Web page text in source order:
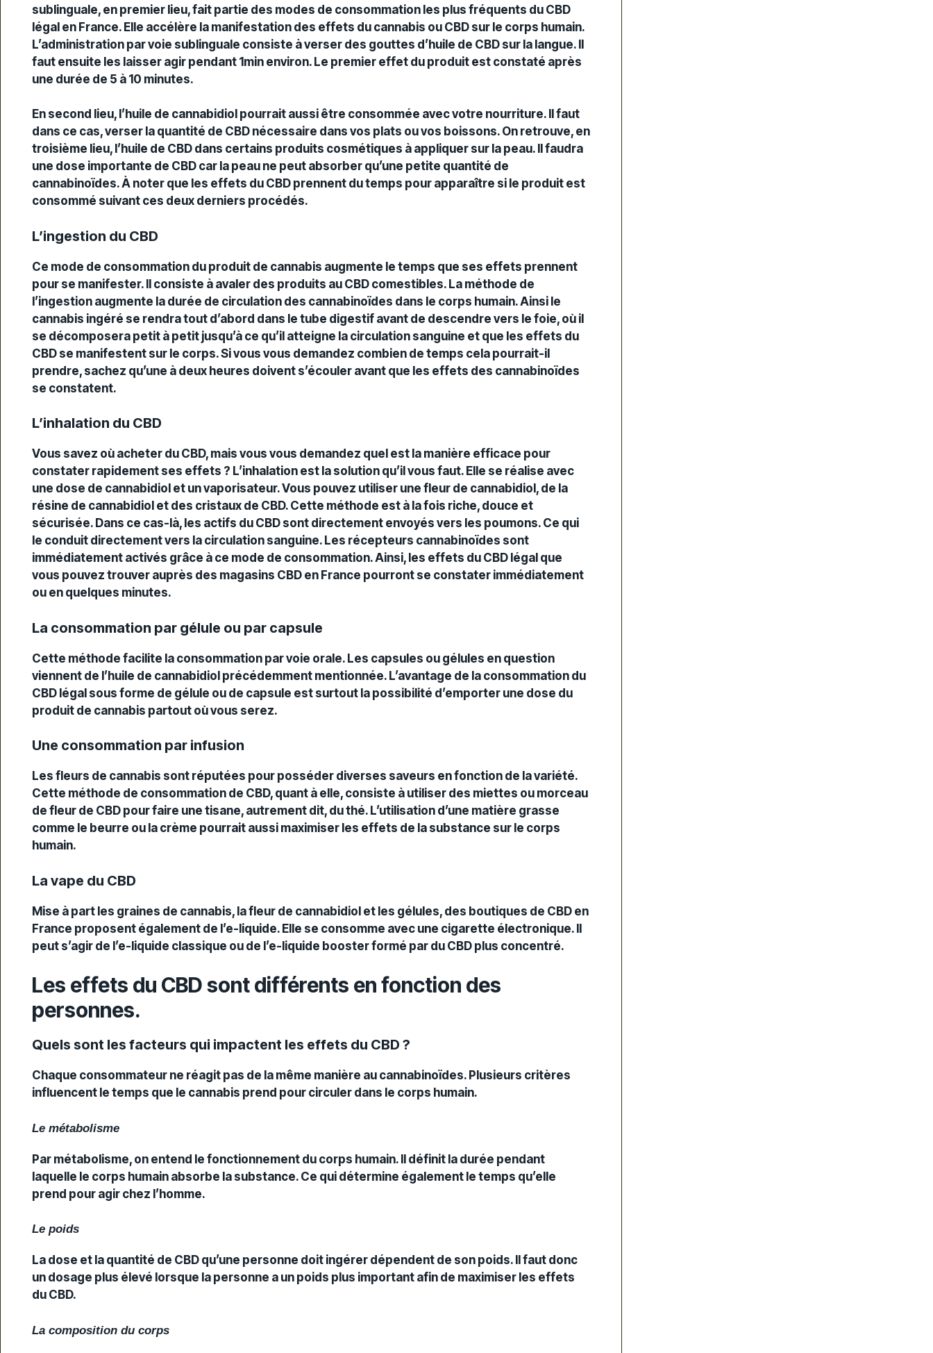
-
sublinguale, en premier lieu, fait partie des modes de consommation les plus fréquents du CBD
légal en France. Elle accélère la manifestation des effets du cannabis ou CBD sur le corps humain.
L’administration par voie sublinguale consiste à verser des gouttes d’huile de CBD sur la langue. Il
faut ensuite les laisser agir pendant 1min environ. Le premier effet du produit est constaté après
une durée de 5 à 10 minutes.
En second lieu, l’huile de cannabidiol pourrait aussi être consommée avec votre nourriture. Il faut
dans ce cas, verser la quantité de CBD nécessaire dans vos plats ou vos boissons. On retrouve, en
troisième lieu, l’huile de CBD dans certains produits cosmétiques à appliquer sur la peau. Il faudra
une dose importante de CBD car la peau ne peut absorber qu’une petite quantité de
cannabinoïdes. À noter que les effets du CBD prennent du temps pour apparaître si le produit est
consommé suivant ces deux derniers procédés.
L’ingestion du CBD
Ce mode de consommation du produit de cannabis augmente le temps que ses effets prennent
pour se manifester. Il consiste à avaler des produits au CBD comestibles. La méthode de
l’ingestion augmente la durée de circulation des cannabinoïdes dans le corps humain. Ainsi le
cannabis ingéré se rendra tout d’abord dans le tube digestif avant de descendre vers le foie, où il
se décomposera petit à petit jusqu’à ce qu’il atteigne la circulation sanguine et que les effets du
CBD se manifestent sur le corps. Si vous vous demandez combien de temps cela pourrait-il
prendre, sachez qu’une à deux heures doivent s’écouler avant que les effets des cannabinoïdes
se constatent.
L’inhalation du CBD
Vous savez où acheter du CBD, mais vous vous demandez quel est la manière efficace pour
constater rapidement ses effets ? L’inhalation est la solution qu’il vous faut. Elle se réalise avec
une dose de cannabidiol et un vaporisateur. Vous pouvez utiliser une fleur de cannabidiol, de la
résine de cannabidiol et des cristaux de CBD. Cette méthode est à la fois riche, douce et
sécurisée. Dans ce cas-là, les actifs du CBD sont directement envoyés vers les poumons. Ce qui
le conduit directement vers la circulation sanguine. Les récepteurs cannabinoïdes sont
immédiatement activés grâce à ce mode de consommation. Ainsi, les effets du CBD légal que
vous pouvez trouver auprès des magasins CBD en France pourront se constater immédiatement
ou en quelques minutes.
La consommation par gélule ou par capsule
Cette méthode facilite la consommation par voie orale. Les capsules ou gélules en question
viennent de l’huile de cannabidiol précédemment mentionnée. L’avantage de la consommation du
CBD légal sous forme de gélule ou de capsule est surtout la possibilité d’emporter une dose du
produit de cannabis partout où vous serez.
Une consommation par infusion
Les fleurs de cannabis sont réputées pour posséder diverses saveurs en fonction de la variété.
Cette méthode de consommation de CBD, quant à elle, consiste à utiliser des miettes ou morceau
de fleur de CBD pour faire une tisane, autrement dit, du thé. L’utilisation d’une matière grasse
comme le beurre ou la crème pourrait aussi maximiser les effets de la substance sur le corps
humain.
La vape du CBD
Mise à part les graines de cannabis, la fleur de cannabidiol et les gélules, des boutiques de CBD en
France proposent également de l’e-liquide. Elle se consomme avec une cigarette électronique. Il
peut s’agir de l’e-liquide classique ou de l’e-liquide booster formé par du CBD plus concentré.
Les effets du CBD sont différents en fonction des
personnes.
Quels sont les facteurs qui impactent les effets du CBD ?
Chaque consommateur ne réagit pas de la même manière au cannabinoïdes. Plusieurs critères
influencent le temps que le cannabis prend pour circuler dans le corps humain.
Le métabolisme
Par métabolisme, on entend le fonctionnement du corps humain. Il définit la durée pendant
laquelle le corps humain absorbe la substance. Ce qui détermine également le temps qu’elle
prend pour agir chez l’homme.
Le poids
La dose et la quantité de CBD qu’une personne doit ingérer dépendent de son poids. Il faut donc
un dosage plus élevé lorsque la personne a un poids plus important afin de maximiser les effets
du CBD.
La composition du corps